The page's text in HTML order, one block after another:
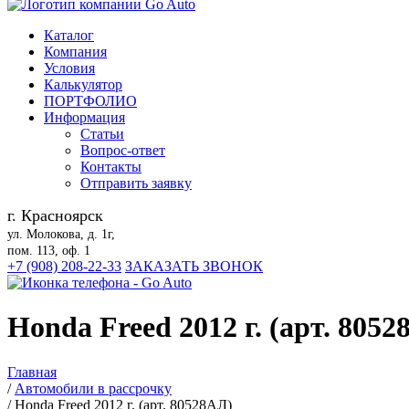
Каталог
Компания
Условия
Калькулятор
ПОРТФОЛИО
Информация
Статьи
Вопрос-ответ
Контакты
Отправить заявку
г. Красноярск
ул. Молокова, д. 1г,
пом. 113, оф. 1
+7 (908) 208-22-33 ЗАКАЗАТЬ ЗВОНОК
Honda Freed 2012 г. (арт.
Главная
/ Автомобили в рассрочку
/Honda Freed 2012 г. (арт. 80528АЛ)